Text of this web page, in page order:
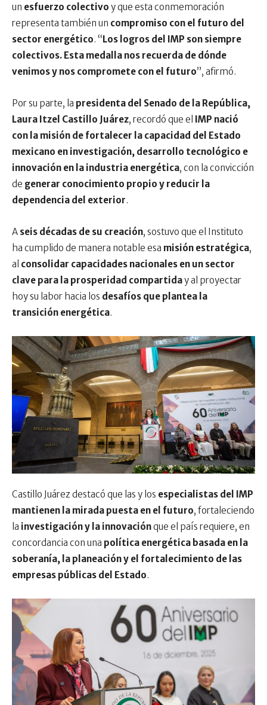
un esfuerzo colectivo y que esta conmemoración
representa también un compromiso con el futuro del
sector energético. “Los logros del IMP son siempre
colectivos. Esta medalla nos recuerda de dónde
venimos y nos compromete con el futuro”, afirmó.
Por su parte, la presidenta del Senado de la República,
Laura Itzel Castillo Juárez, recordó que el IMP nació
con la misión de fortalecer la capacidad del Estado
mexicano en investigación, desarrollo tecnológico e
innovación en la industria energética, con la convicción
de generar conocimiento propio y reducir la
dependencia del exterior.
A seis décadas de su creación, sostuvo que el Instituto
ha cumplido de manera notable esa misión estratégica,
al consolidar capacidades nacionales en un sector
clave para la prosperidad compartiday al proyectar
hoy su labor hacia los desafíos que plantea la
transición energética.
Castillo Juárez destacó que las y los especialistas del IMP
mantienen la mirada puesta en el futuro, fortaleciendo
la investigación y la innovaciónque el país requiere, en
concordancia con una política energética basada en la
soberanía, la planeación y el fortalecimiento de las
empresas públicas del Estado.